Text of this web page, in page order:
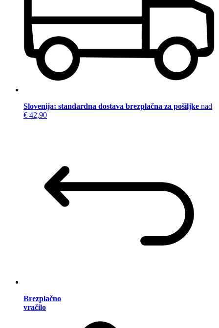
Slovenija: standardna dostava brezplačna za pošiljke nad
€ 42,90
Brezplačno
vračilo